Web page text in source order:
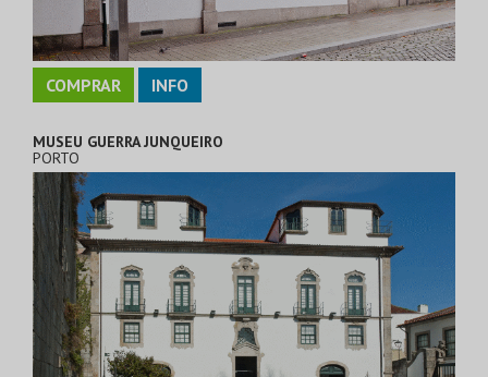
COMPRAR INFO
MUSEU GUERRA JUNQUEIRO
PORTO